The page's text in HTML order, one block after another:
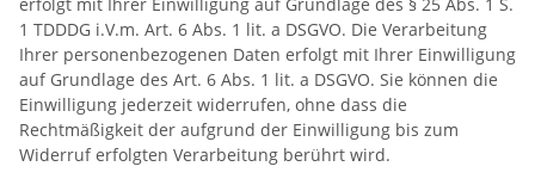
1 TDDDG i.V.m. Art. 6 Abs. 1 lit. a DSGVO. Die Verarbeitung
Ihrer personenbezogenen Daten erfolgt mit Ihrer Einwilligung
auf Grundlage des Art. 6 Abs. 1 lit. a DSGVO. Sie können die
Einwilligung jederzeit widerrufen, ohne dass die
Rechtmäßigkeit der aufgrund der Einwilligung bis zum
Widerruf erfolgten Verarbeitung berührt wird.